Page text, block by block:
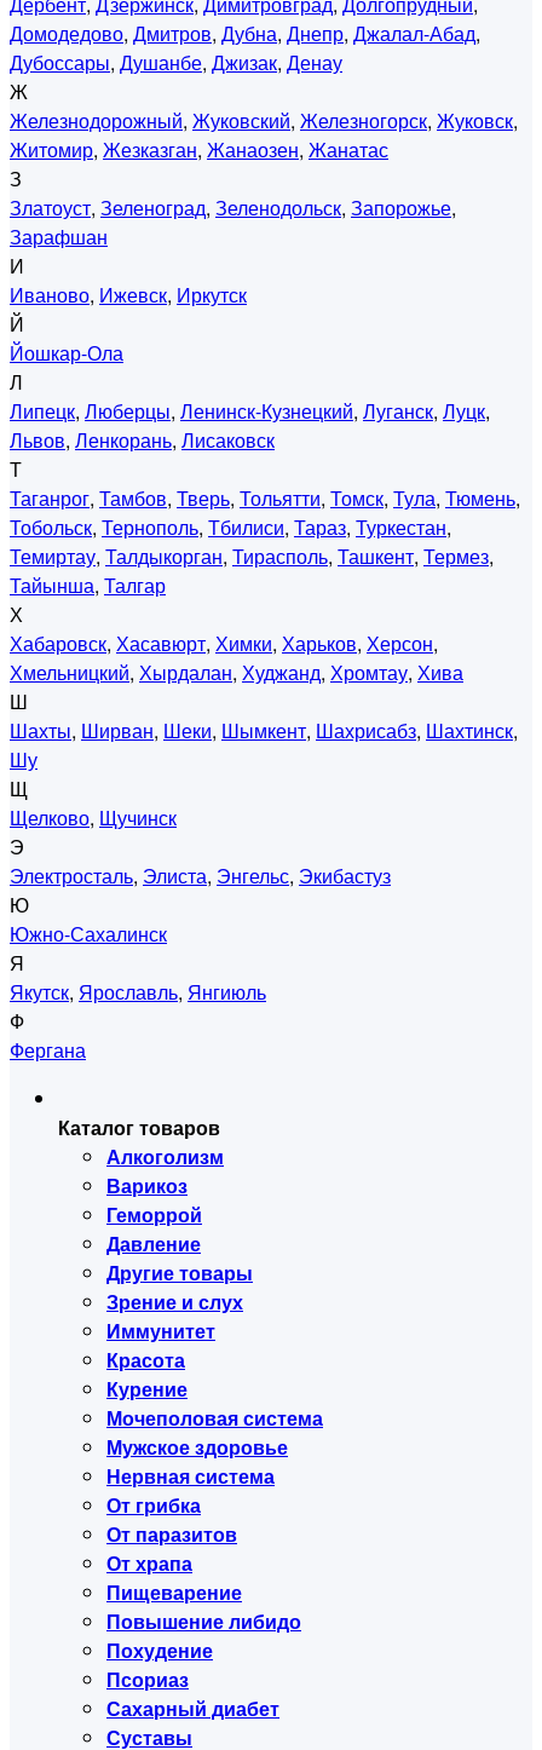
Домодедово, Дмитров, Дубна, Днепр, Джалал-Абад,
Дубоссары, Душанбе, Джизак, Денау
Ж
Железнодорожный, Жуковский, Железногорск, Жуковск,
Житомир, Жезказган, Жанаозен, Жанатас
З
Златоуст, Зеленоград, Зеленодольск, Запорожье,
Зарафшан
И
Иваново, Ижевск, Иркутск
Й
Йошкар-Ола
Л
Липецк, Люберцы, Ленинск-Кузнецкий, Луганск, Луцк,
Львов, Ленкорань, Лисаковск
Т
Таганрог, Тамбов, Тверь, Тольятти, Томск, Тула, Тюмень,
Тобольск, Тернополь, Тбилиси, Тараз, Туркестан,
Темиртау, Талдыкорган, Тирасполь, Ташкент, Термез,
Тайынша, Талгар
Х
Хабаровск, Хасавюрт, Химки, Харьков, Херсон,
Хмельницкий, Хырдалан, Худжанд, Хромтау, Хива
Ш
Шахты, Ширван, Шеки, Шымкент, Шахрисабз, Шахтинск,
Шу
Щ
Щелково, Щучинск
Э
Электросталь, Элиста, Энгельс, Экибастуз
Ю
Южно-Сахалинск
Я
Якутск, Ярославль, Янгиюль
Ф
Фергана
Каталог товаров
Алкоголизм
Варикоз
Геморрой
Давление
Другие товары
Зрение и слух
Иммунитет
Красота
Курение
Мочеполовая система
Мужское здоровье
Нервная система
От грибка
От паразитов
От храпа
Пищеварение
Повышение либидо
Похудение
Псориаз
Сахарный диабет
Суставы